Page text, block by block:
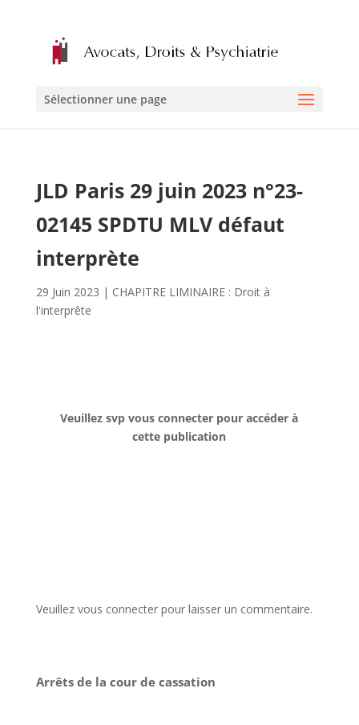
Sélectionner une page
JLD Paris 29 juin 2023 n°23-
02145 SPDTU MLV défaut
interprète
29 Juin 2023 | CHAPITRE LIMINAIRE : Droit à
l'interprête
Veuillez svp vous connecter pour accéder à
cette publication
Veuillez vous connecter pour laisser un commentaire.
Arrêts de la cour de cassation